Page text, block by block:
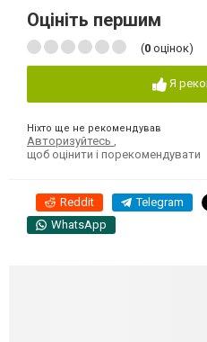
Оцініть першим
(0 оцінок)
Я
Ніхто ще не рекомендував
Авторизуйтесь ,
щоб оцінити і порекомендувати
Reddit Telegram
WhatsApp